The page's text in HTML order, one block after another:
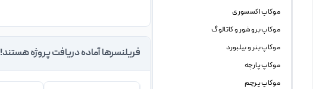
موکاپ اکسسوری
موکاپ بروشور و کاتالوگ
موکاپ بنر و بیلبورد
موکاپ پارچه
موکاپ پرچم
فریلنسرها آماده دریافت پروژه هستند!